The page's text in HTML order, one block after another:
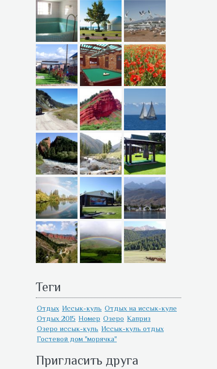
Теги
Отдых Иссык-куль Отдых на иссык-куле
Отдых 2015 Номер Озеро Каприз
Озеро иссык-куль Иссык-куль отдых
Гостевой дом "морячка"
Пригласить друга